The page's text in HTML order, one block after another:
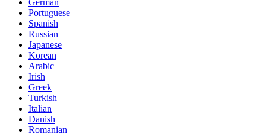
Portuguese
Spanish
Russian
Japanese
Korean
Arabic
Irish
Greek
Turkish
Italian
Danish
Romanian